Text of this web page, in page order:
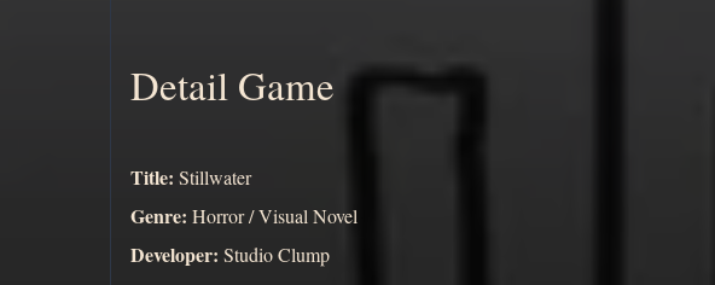
Detail Game
Title: Stillwater
Genre: Horror / Visual Novel
Developer: Studio Clump